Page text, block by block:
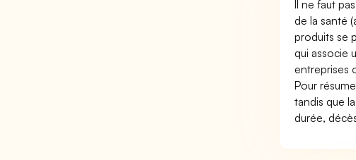
Il ne faut
de la santé
produits se
qui associe
entreprises
Pour
tandis que
durée,